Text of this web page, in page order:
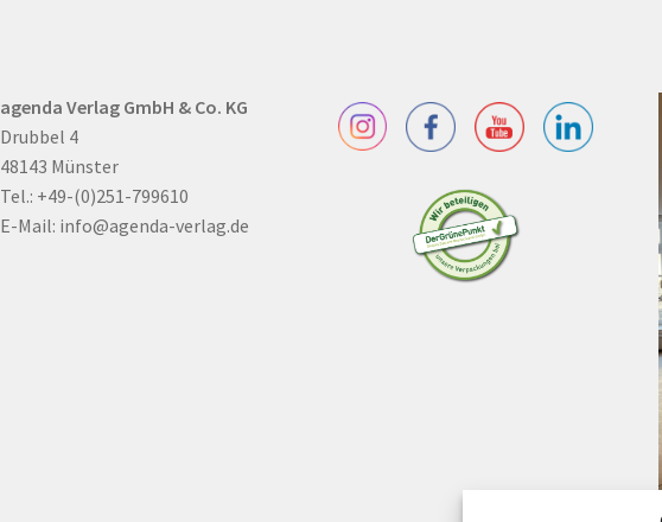
agenda Verlag GmbH & Co. KG
Drubbel 4
48143 Münster
Tel.: +49-(0)251-799610
E-Mail: info@agenda-verlag.de